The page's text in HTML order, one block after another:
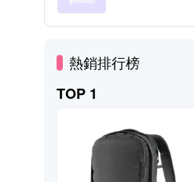
熱銷排行榜
TOP 1